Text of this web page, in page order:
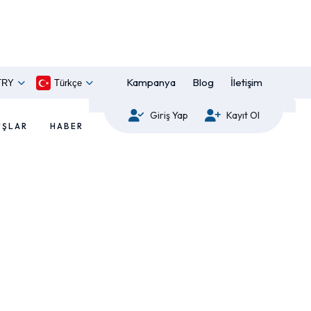
Türkçe Kampanya Blog İletişim
HABER
Giriş Yap Kayıt Ol